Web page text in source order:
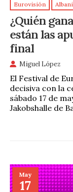
Eurovisión
¿Quién
están las
final
Miguel López
El Festival de
decisiva con la
sábado 17 de
Jakobshalle de
May
17